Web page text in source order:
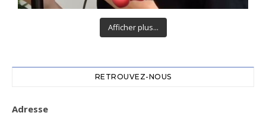
Afficher plus...
RETROUVEZ-NOUS
Adresse